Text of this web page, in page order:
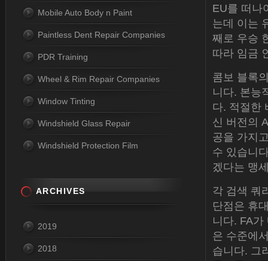
EU를 떠나
는데 이는
째로 우승
따라 임금
콤보 블록
니다. 본능
다. 적절한
신 버전의
공을 가지
수 있습니
겠다는 맹
각 검색 쿼
단점은 휴
니다. FA
은 수준에
습니다. 그
Mobile Auto Body n Paint
Paintless Dent Repair Companies
PDR Training
Wheel & Rim Repair Companies
Window Tinting
Windshield Glass Repair
Windshield Protection Film
ARCHIVES
2019
2018